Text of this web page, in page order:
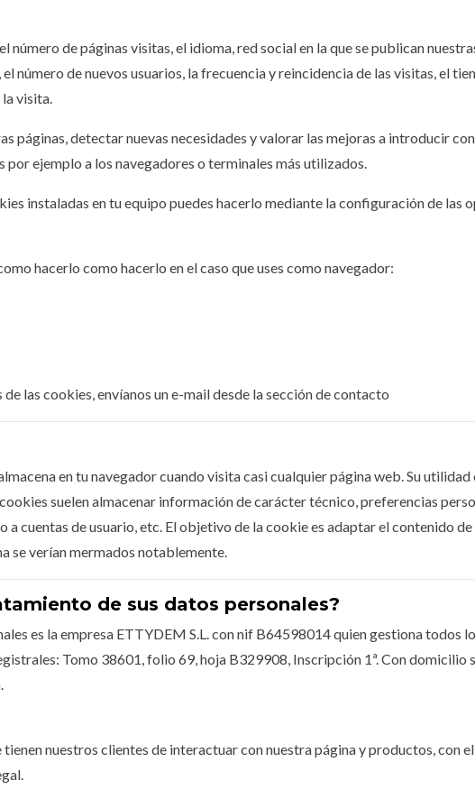
de páginas visitas, el idioma, red social en la que se publican
número de nuevos usuarios, la frecuencia y reincidencia de las visitas, el
visita.
páginas, detectar nuevas necesidades y valorar las mejoras a introducir
ejemplo a los navegadores o terminales más utilizados.
instaladas en tu equipo puedes hacerlo mediante la configuración de las
hacerlo como hacerlo en el caso que uses como navegador:
las cookies, envíanos un e-mail desde la sección de contacto
en tu navegador cuando visita casi cualquier página web. Su
suelen almacenar información de carácter técnico, preferencias
a cuentas de usuario, etc. El objetivo de la cookie es adaptar el contenido
se verían mermados notablemente.
de sus datos personales?
es la empresa ETTYDEM S.L. con nif B64598014 quien gestiona todos
Tomo 38601, folio 69, hoja B329908, Inscripción 1ª. Con domicilio
nuestros clientes de interactuar con nuestra página y productos, con